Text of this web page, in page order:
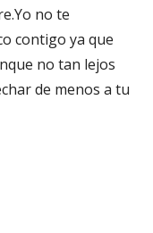
no te
contigo ya que
no tan lejos
de menos a tu